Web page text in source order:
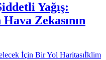
Yağış:
Zekasının
İklim